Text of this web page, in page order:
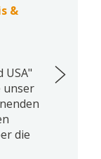
&
USA"
unser
die